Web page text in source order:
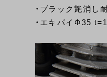
・ブラック艶消し
・エキパイΦ35